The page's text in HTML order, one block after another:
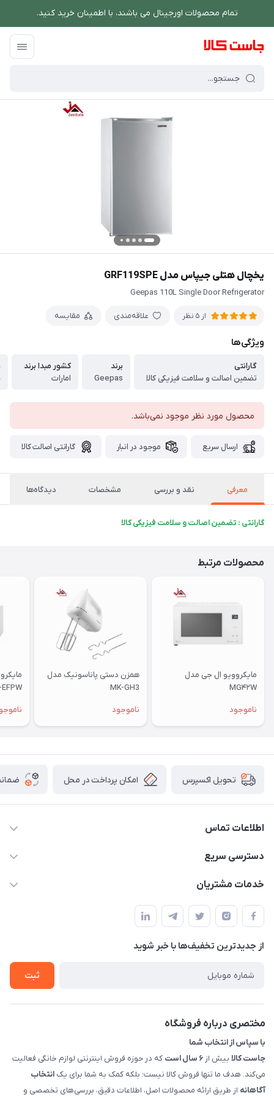
تمام محصولات اورجینال می باشند، با اطمینان خرید کنید.
فروشگاه اینترنتی جاست کالا
یخچال هتلی جیپاس مدل GRF119SPE
Geepas 110L Single Door Refrigerator
از 5 نظر علاقه‌مندی مقایسه
ویژگی‌ها
گارانتی
تضمین اصالت و سلامت فیزیکی کالا
برند
Geepas
کشور مبدا برند
امارات
محصول مورد نظر موجود نمی‌باشد.
ارسال سریع موجود در انبار گارانتی اصالت کالا
معرفی نقد و بررسی مشخصات دیدگاه‌ها
گارانتی : تضمین اصالت و سلامت فیزیکی کالا
محصولات مرتبط
مایکروویو ال جی مدل
MG۴۲W
ناموجود
همزن دستی پاناسونیک مدل
MK-GH3
ناموجود
تحویل اکسپرس امکان پرداخت در محل
اطلاعات تماس
09398557137
سمت چپ (فروشگاه صوتی عباسی) - "تحویل حضوری فقط با
هماهنگی"
دسترسی سریع
لیست محصولات
حساب کاربری
تماس با ما
خدمات مشتریان
راهنما
پرسش های شما
شرایط و ضوابط گارانتی
روش های بازگرداندن کالا
از جدید‌ترین تخفیف‌ها با‌ خبر شوید
ثبت
مختصری درباره فروشگاه
با سپاس از انتخاب شما
جاست کالا بیش از ۶ سال است
که در حوزه فروش اینترنتی لوازم خانگی فعالیت
می‌کند. هدف ما تنها فروش کالا نیست؛ بلکه کمک به شما برای یک انتخاب
آگاهانه از طریق ارائه محصولات اصل، اطلاعات دقیق، بررسی‌های تخصصی و